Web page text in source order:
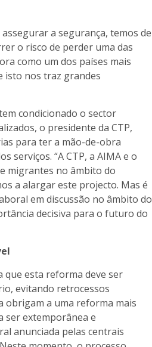
a segurança, temos de
o risco de perder uma das
como um dos países mais
isto nos traz grandes
condicionado o sector
o presidente da CTP,
para ter a mão-de-obra
serviços. “A CTP, a AIMA e o
migrantes no âmbito do
a alargar este projecto. Mas é
em discussão no âmbito do
decisiva para o futuro do
que esta reforma deve ser
evitando retrocessos
obrigam a uma reforma mais
ser extemporânea e
anunciada pelas centrais